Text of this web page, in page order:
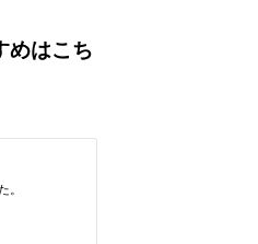
めはこち